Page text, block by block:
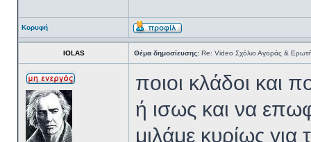
Κορυφή
IOLAS Θέμα δημοσίευσης: Re: Video Σχόλιο Αγοράς &
ποιοι κλάδοι και
ή ισως και να
μιλάμε κυρίως για